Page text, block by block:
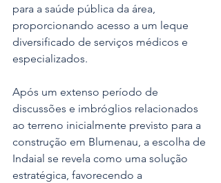
para a saúde pública da área,
proporcionando acesso a um leque
diversificado de serviços médicos e
especializados.
Após um extenso período de
discussões e imbróglios relacionados
ao terreno inicialmente previsto para a
construção em Blumenau, a escolha de
Indaial se revela como uma solução
estratégica, favorecendo a